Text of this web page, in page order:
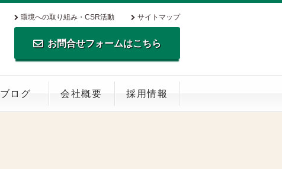
環境への取り組み・CSR活動 サイトマップ
お問合せフォームはこちら
TEL.0795-35-0516 FAX.0795-35-
0269
ブログ 会社概要 採用情報